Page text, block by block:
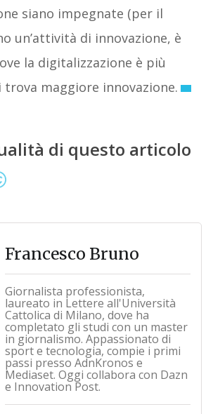
siano impegnate (per il
un’attività di innovazione, è
la digitalizzazione è più
trova maggiore innovazione.
di questo articolo
Francesco Bruno
Giornalista professionista,
laureato in Lettere all'Università
Cattolica di Milano, dove ha
completato gli studi con un master
in giornalismo. Appassionato di
sport e tecnologia, compie i primi
passi presso AdnKronos e
Mediaset. Oggi collabora con Dazn
e Innovation Post.